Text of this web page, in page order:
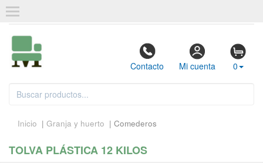
Contacto Mi cuenta 0
Inicio | Granja y huerto | Comederos
TOLVA PLÁSTICA 12 KILOS